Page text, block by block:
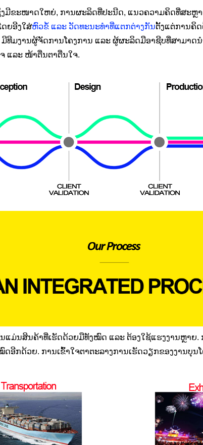
ງມີຂະໜາດໃຫຍ່, ການຜະລິດທີ່ປະນີດ, ແນວຄວາມຄິດທີ່ສະ
ຍອີງໃສ່ຫົວຂໍ້ ແລະ ວັດທະນະທຳທີ່ແຕກຕ່າງກັນຕັ້ງແຕ່ການຄິ
ທີມງານຜູ້ຈັດການໂຄງການ ແລະ ຜູ້ຜະລິດມືອາຊີບທີ່ສາມາ
ແລະ ໜ້າຕື່ນຕາຕື່ນໃຈ.
ມ່ນສິນຄ້າທີ່ເຮັດດ້ວຍມືທັງໝົດ ແລະ ຕ້ອງໃຊ້ແຮງງານຫຼາຍ.
ກດ້ວຍ. ການເຂົ້າໃຈຕາຕະລາງການເຮັດວຽກຂອງງານບຸນ